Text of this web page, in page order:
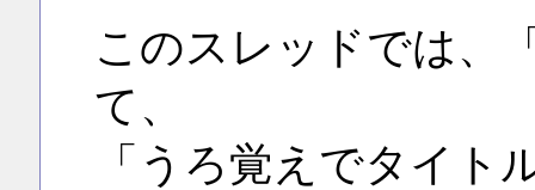
このスレッドでは、
て、
「うろ覚えでタイト